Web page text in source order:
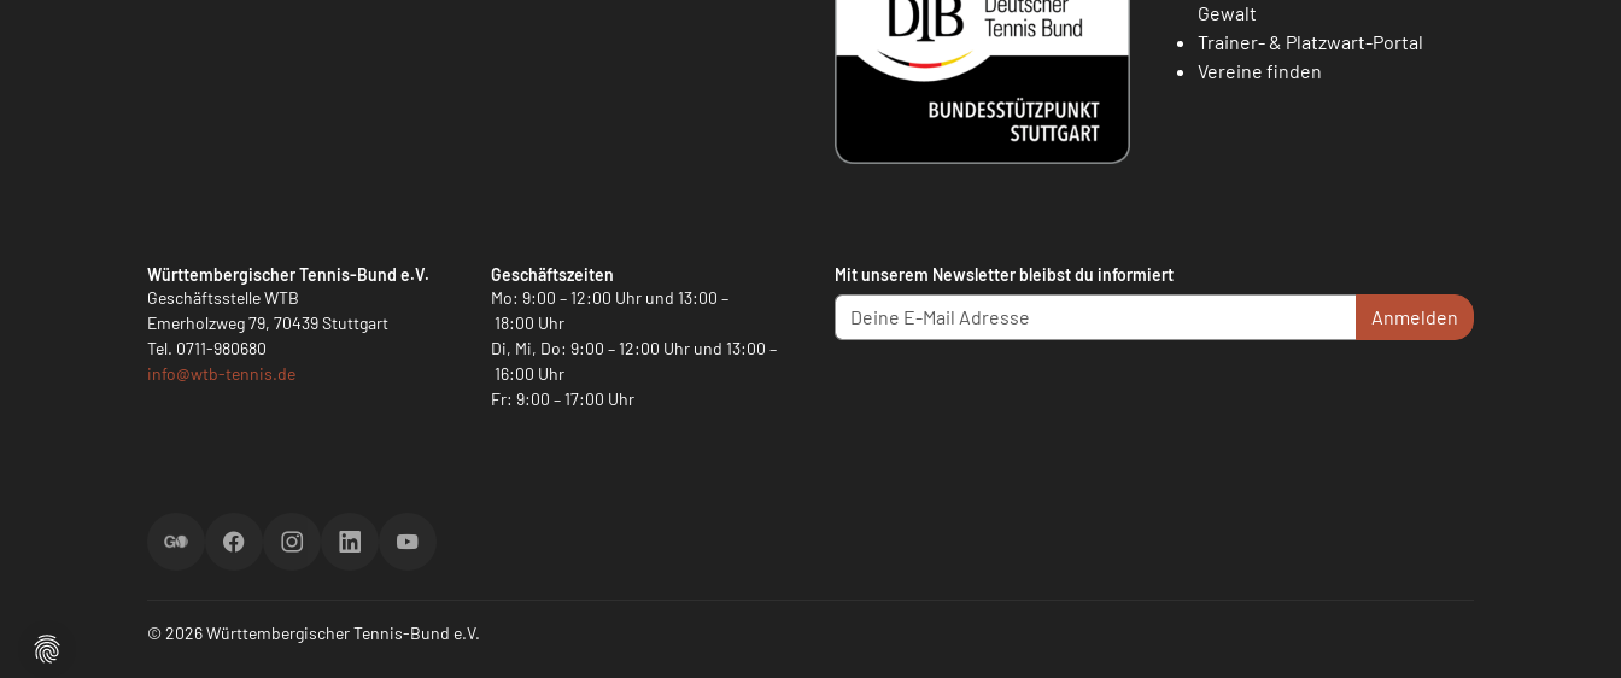
Gewalt
Trainer- & Platzwart-Portal
Vereine finden
Württembergischer Tennis-Bund e.V.
Geschäftsstelle WTB
Emerholzweg 79, 70439 Stuttgart
Tel. 0711-980680
info@wtb-tennis.de
Geschäftszeiten
Mo: 9:00 – 12:00 Uhr und 13:00 –
18:00 Uhr
Di, Mi, Do: 9:00 – 12:00 Uhr und 13:00 –
16:00 Uhr
Fr: 9:00 – 17:00 Uhr
Mit unserem Newsletter bleibst du informiert
Anmelden
ScoreGOFacebookInstagramLinkedInYouTube
© 2026 Württembergischer Tennis-Bund e.V.